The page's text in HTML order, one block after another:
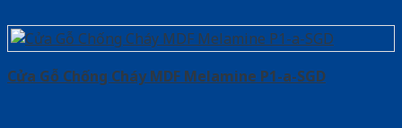
Cửa Gỗ Chống Cháy MDF Melamine P1-a-SGD